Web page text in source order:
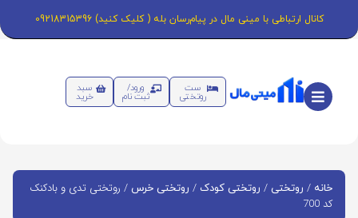
کانال ارتباطی با مینی مال در پیام‌رسان بله ( کلیک کنید) 09218315396
ست
روتختی
ورود/
ثبت نام
سبد
خرید
خانه / روتختی / روتختی کودک / روتختی خرس / روتختی تدی و بادکنک
کد 700